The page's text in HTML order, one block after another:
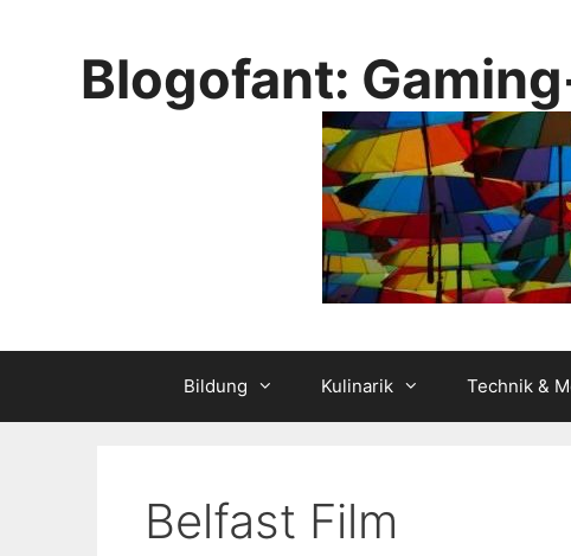
Blogofant:
Bildung Kulinarik Technik &
Belfast Film